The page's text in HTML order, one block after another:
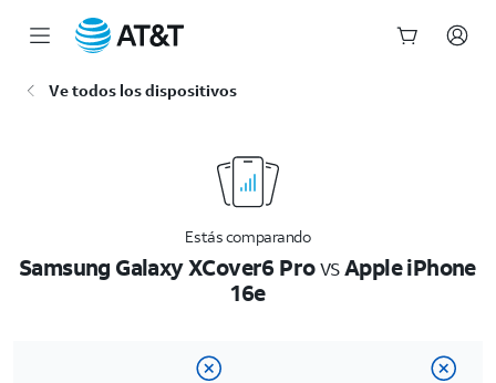
Ve todos los dispositivos
Estás comparando
Samsung Galaxy XCover6 ProvsApple iPhone
16e